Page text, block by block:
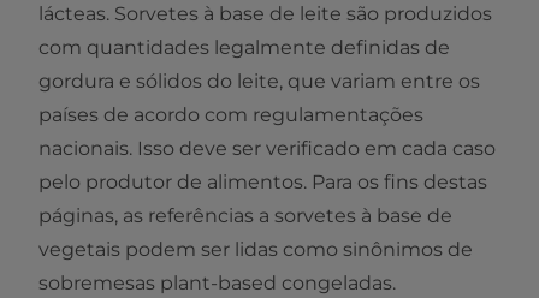
lácteas. Sorvetes à base de leite são produzidos
com quantidades legalmente definidas de
gordura e sólidos do leite, que variam entre os
países de acordo com regulamentações
nacionais. Isso deve ser verificado em cada caso
pelo produtor de alimentos. Para os fins destas
páginas, as referências a sorvetes à base de
vegetais podem ser lidas como sinônimos de
sobremesas plant-based congeladas.